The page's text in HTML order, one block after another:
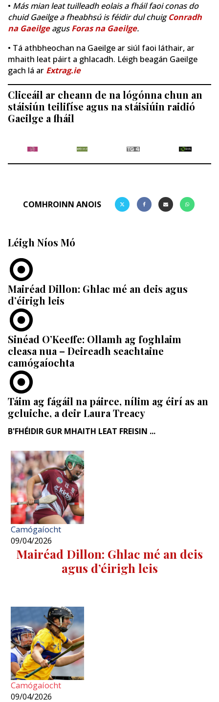
• Más mian leat tuilleadh eolais a fháil faoi conas do
chuid Gaeilge a fheabhsú is féidir dul chuigConradh
na GaeilgeagusForas na Gaeilge.
• Tá athbheochan na Gaeilge ar siúl faoi láthair, ar
mhaith leat páirt a ghlacadh. Léigh beagán Gaeilge
gach lá ar Extrag.ie
Cliceáil ar cheann de na lógónna chun an
stáisiún teilifíse agus na stáisiúin raidió
Gaeilge a fháil
COMHROINN ANOIS
Léigh Níos Mó
Mairéad Dillon: Ghlac mé an deis agus
d’éirigh leis
Sinéad O’Keeffe: Ollamh ag foghlaim
cleasa nua – Deireadh seachtaine
camógaíochta
Táim ag fágáil na páirce, nílim ag éirí as an
gcluiche, a deir Laura Treacy
B'FHÉIDIR GUR MHAITH LEAT FREISIN ...
Camógaíocht
09/04/2026
Mairéad Dillon: Ghlac mé an deis
agus d’éirigh leis
Camógaíocht
09/04/2026